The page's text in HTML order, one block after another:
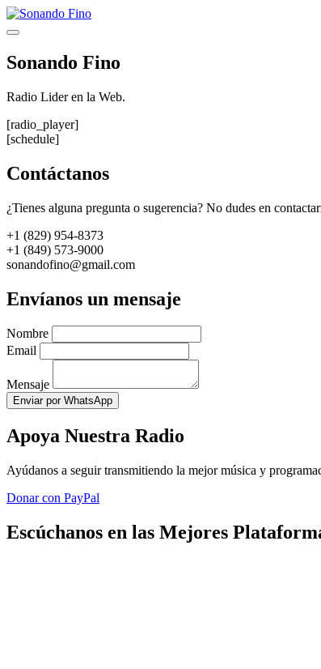
Saltar
al
Menú
Sonando Fino
Radio Lider en la Web.
[radio_player]
[schedule]
Contáctanos
¿Tienes alguna pregunta o sugerencia? No dudes en
+1 (829) 954-8373
+1 (849) 573-9000
sonandofino@gmail.com
Envíanos un mensaje
Nombre
Email
Mensaje
Enviar por WhatsApp
Apoya Nuestra Radio
Ayúdanos a seguir transmitiendo la mejor música y
Donar con PayPal
Escúchanos en las Mejores